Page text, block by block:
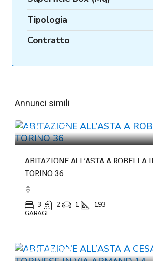
Tipologia
Contratto
Annunci simili
da€72.225
ABITAZIONE ALL’ASTA A ROBELLA
TORINO 36
3 2 1 193
GARAGE
da€158.044